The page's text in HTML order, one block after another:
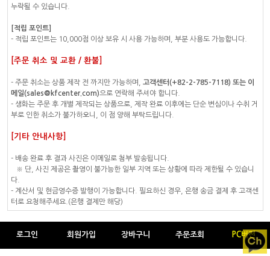
누락될 수 있습니다.
[적립 포인트]
- 적립 포인트는 10,000점 이상 보유 시 사용 가능하며, 부분 사용도 가능합니다.
[주문 취소 및 교환 / 환불]
- 주문 취소는 상품 제작 전 까지만 가능하며, 고객센터(+82-2-785-7118) 또는 이
메일(sales@kfcenter.com)으로 연락해 주셔야 합니다.
- 생화는 주문 후 개별 제작되는 상품으로, 제작 완료 이후에는 단순 변심이나 수취 거
부로 인한 취소가 불가하오니, 이 점 양해 부탁드립니다.
[기타 안내사항]
- 배송 완료 후 결과 사진은 이메일로 첨부 발송됩니다.
※ 단, 사진 제공은 촬영이 불가능한 일부 지역 또는 상황에 따라 제한될 수 있습니
다.
- 계산서 및 현금영수증 발행이 가능합니다. 필요하신 경우, 은행 송금 결제 후 고객센
터로 요청해주세요.(은행 결제만 해당)
로그인 회원가입 장바구니 주문조회 PC버전